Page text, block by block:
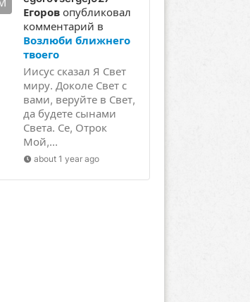
Егоровопубликовал
комментарий в
Возлюби ближнего
твоего
Иисус сказал Я Свет
миру. Доколе Свет с
вами, веруйте в Свет,
да будете сынами
Света. Се, Отрок
Мой,...
about 1 year ago